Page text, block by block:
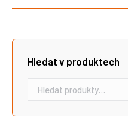
Hledat v produktech